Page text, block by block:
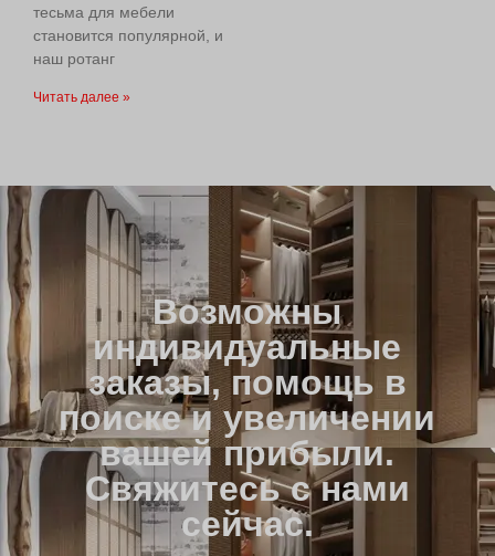
тесьма для мебели
становится популярной, и
наш ротанг
Читать далее »
Возможны
индивидуальные
заказы, помощь в
поиске и увеличении
вашей прибыли.
Свяжитесь с нами
сейчас.